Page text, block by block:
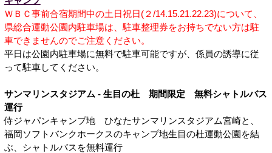
ＷＢＣ事前合宿期間中の土日祝日(２/14.15.21.22.23)について、
県総合運動公園内駐車場は、駐車整理券をお持ちでない方は駐
車できませんのでご注意ください。
平日は公園内駐車場に無料で駐車可能ですが、係員の誘導に従
って駐車してください。
サンマリンスタジアム - 生目の杜 期間限定 無料シャトルバス
運行
侍ジャパンキャンプ地 ひなたサンマリンスタジアム宮崎と、
福岡ソフトバンクホークスのキャンプ地生目の杜運動公園を結
ぶ、シャトルバスを無料運行